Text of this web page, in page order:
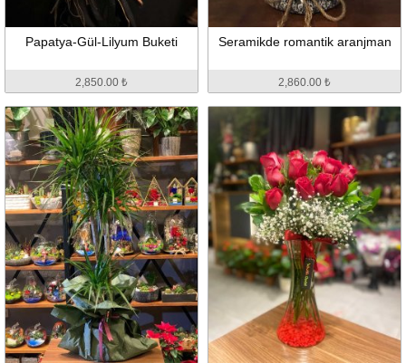
Papatya-Gül-Lilyum Buketi
2,850.00 ₺
Seramikde romantik aranjman
2,860.00 ₺